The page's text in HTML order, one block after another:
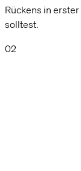
Rückens in
solltest.
02